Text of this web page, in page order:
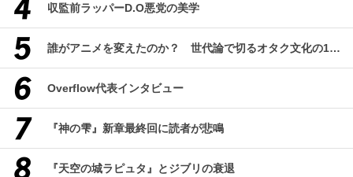
収監前ラッパーD.O悪党の美学
誰がアニメを変えたのか？ 世代論で切るオタク文化の10年、そして50年
Overflow代表インタビュー
『神の雫』新章最終回に読者が悲鳴
『天空の城ラピュタ』とジブリの衰退